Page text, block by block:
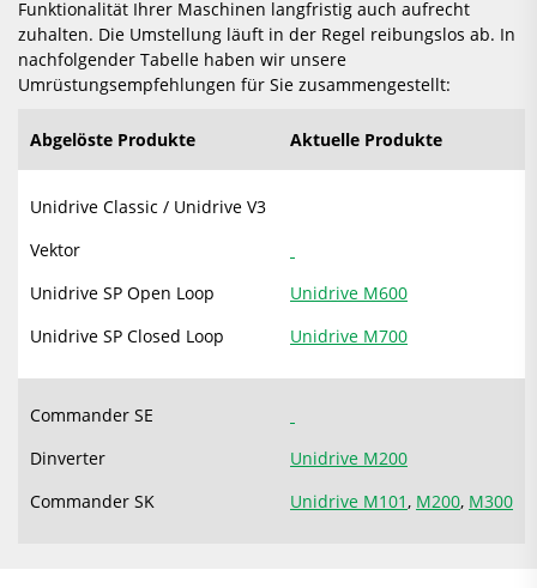
Funktionalität Ihrer Maschinen langfristig auch aufrecht
zuhalten. Die Umstellung läuft in der Regel reibungslos ab. In
nachfolgender Tabelle haben wir unsere
Umrüstungsempfehlungen für Sie zusammengestellt:
Abgelöste Produkte Aktuelle Produkte
Unidrive Classic / Unidrive V3
Vektor
Unidrive SP Open Loop
Unidrive SP Closed Loop
Unidrive M600
Unidrive M700
Commander SE
Dinverter
Commander SK
Unidrive M200
Unidrive M101, M200, M300